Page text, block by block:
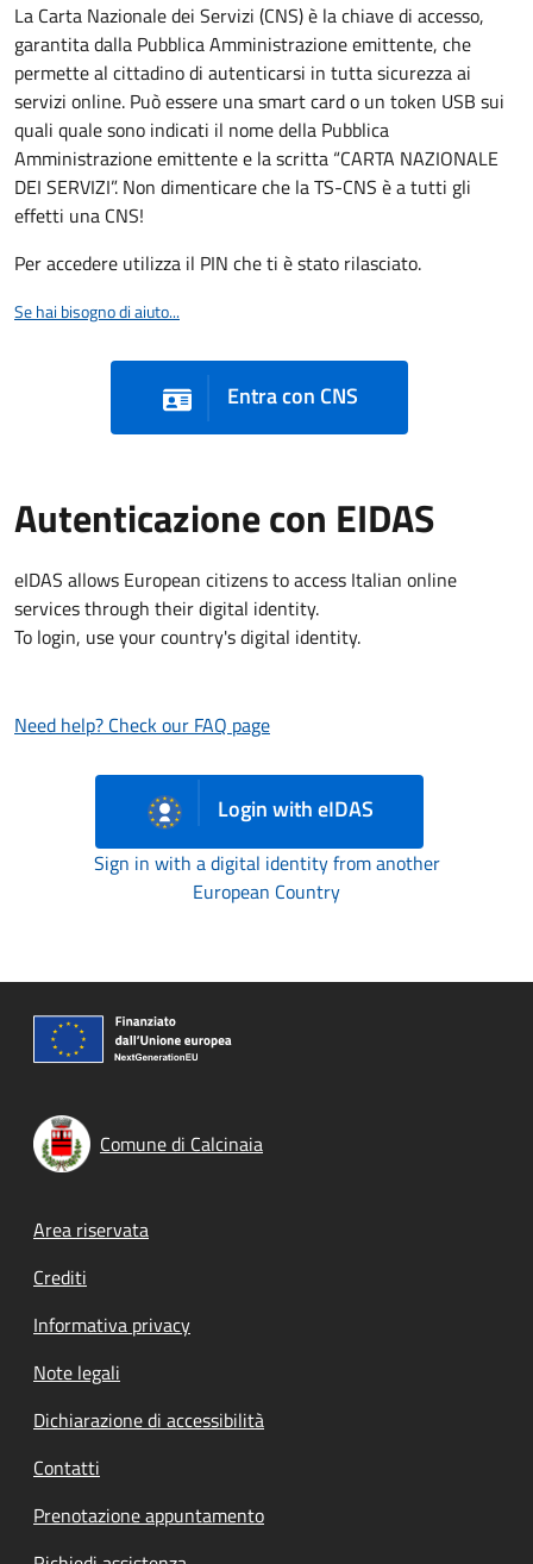
La Carta Nazionale dei Servizi (CNS) è la chiave di accesso,
garantita dalla Pubblica Amministrazione emittente, che
permette al cittadino di autenticarsi in tutta sicurezza ai
servizi online. Può essere una smart card o un token USB sui
quali quale sono indicati il nome della Pubblica
Amministrazione emittente e la scritta “CARTA NAZIONALE
DEI SERVIZI”. Non dimenticare che la TS-CNS è a tutti gli
effetti una CNS!
Per accedere utilizza il PIN che ti è stato rilasciato.
Se hai bisogno di aiuto...
Entra con CNS
Autenticazione con EIDAS
eIDAS allows European citizens to access Italian online
services through their digital identity.
To login, use your country's digital identity.
Need help? Check our FAQ page
Login with eIDAS
Sign in with a digital identity from another
European Country
Comune di Calcinaia
Footer menu
Area riservata
Crediti
Informativa privacy
Note legali
Dichiarazione di accessibilità
Contatti
Prenotazione appuntamento